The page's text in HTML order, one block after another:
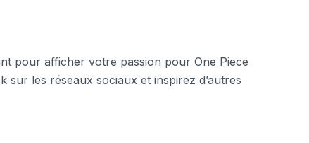
pour afficher votre passion pour One Piece
sur les réseaux sociaux et inspirez d’autres